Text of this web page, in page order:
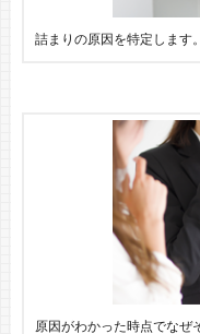
詰まりの原因を特定します。
原因がわかった時点でなぜ